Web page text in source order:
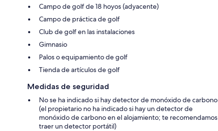
Campo de golf de 18 hoyos (adyacente)
Campo de práctica de golf
Club de golf en las instalaciones
Gimnasio
Palos o equipamiento de golf
Tienda de artículos de golf
Medidas de seguridad
No se ha indicado si hay detector de monóxido de carbono
(el propietario no ha indicado si hay un detector de
monóxido de carbono en el alojamiento; te recomendamos
traer un detector portátil)